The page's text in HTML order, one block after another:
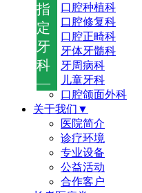
指
定
牙
科
—
口腔种植科
口腔修复科
口腔正畸科
牙体牙髓科
牙周病科
儿童牙科
口腔颌面外科
关于我们▼
医院简介
诊疗环境
专业设备
公益活动
合作客户